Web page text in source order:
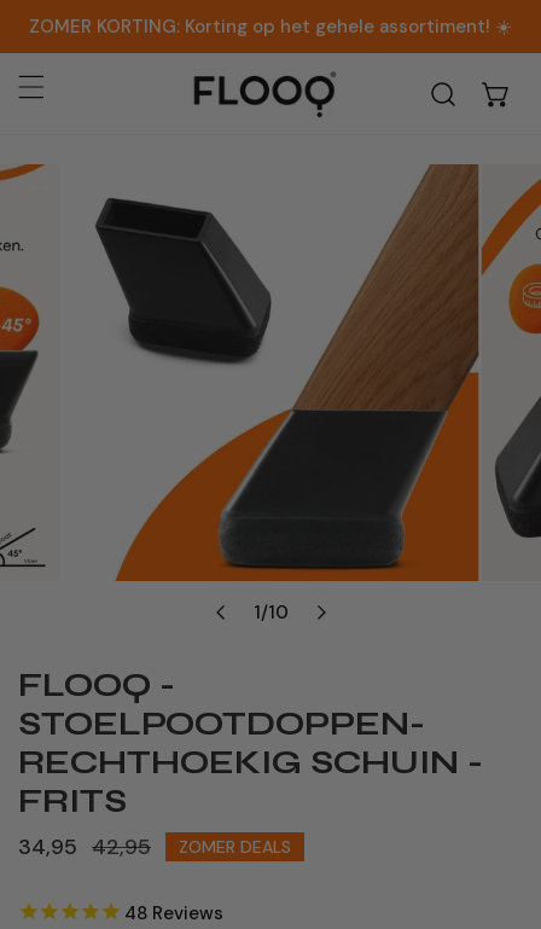
NAAR ARTIKEL
ZOMER KORTING: Korting op het gehele assortiment! ☀️
1/10
FLOOQ -
STOELPOOTDOPPEN-
RECHTHOEKIG SCHUIN -
FRITS
Verkoopprijs
34,95
Normale42,95 ZOMER DEALS
48 Reviews